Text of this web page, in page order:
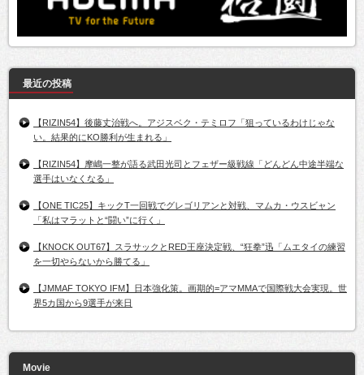
最近の投稿
【RIZIN54】後藤丈治戦へ。アジスベク・テミロフ「狙っているわけじゃな
い。結果的にKO勝利が生まれる」
【RIZIN54】摩嶋一整が語る武田光司とフェザー級戦線「どんどん中途半端な
選手はいなくなる」
【ONE TIC25】キックT一回戦でグレゴリアンと対戦、マムカ・ウスビャン
「私はマラットと“闘い”に行く」
【KNOCK OUT67】スラサックとRED王座決定戦、“狂拳”迅「ムエタイの練習
を一切やらないから勝てる」
【JMMAF TOKYO IFM】日本強化策。画期的=アマMMAで国際戦大会実現。世
界5カ国から9選手が来日
Movie